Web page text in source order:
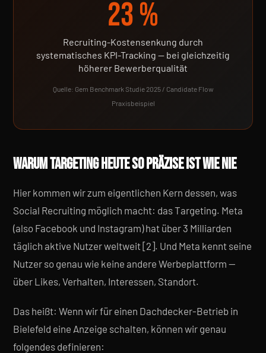
23 %
Recruiting-Kostensenkung durch
systematisches KPI-Tracking — bei gleichzeitig
höherer Bewerberqualität
Quelle: Gem Benchmark Studie 2025 / Candidate Flow
Praxisbeispiel
WARUM TARGETING HEUTE SO PRÄZISE IST WIE NIE
Hier kommen wir zum eigentlichen Kern dessen, was
Social Recruiting möglich macht: das Targeting. Meta
(also Facebook und Instagram) hat über 3 Milliarden
täglich aktive Nutzer weltweit [2]. Und Meta kennt seine
Nutzer so genau wie keine andere Werbeplattform —
über Likes, Verhalten, Interessen, Standort.
Das heißt: Wenn wir für einen Dachdecker-Betrieb in
Bielefeld eine Anzeige schalten, können wir genau
folgendes definieren: